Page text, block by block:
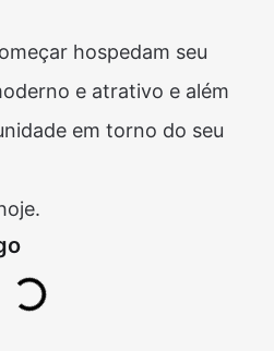
hospedam seu
e atrativo e além
em torno do seu